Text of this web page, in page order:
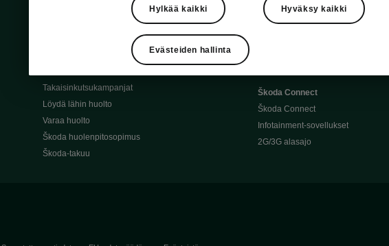
Alkuperäiset Škoda-varaosat
Alkuperäiset Škoda-moottoriöljyt
Takaisinkutsukampanjat
Löydä lähin huolto
Varaa huolto
Škoda huolenpitosopimus
Škoda-takuu
Kotilataus
Latauspisteet kartalla
Škoda Connect
Škoda Connect
Infotainment-sovellukset
2G/3G alasajo
Hylkää kaikki Hyväksy kaikki
Evästeiden hallinta